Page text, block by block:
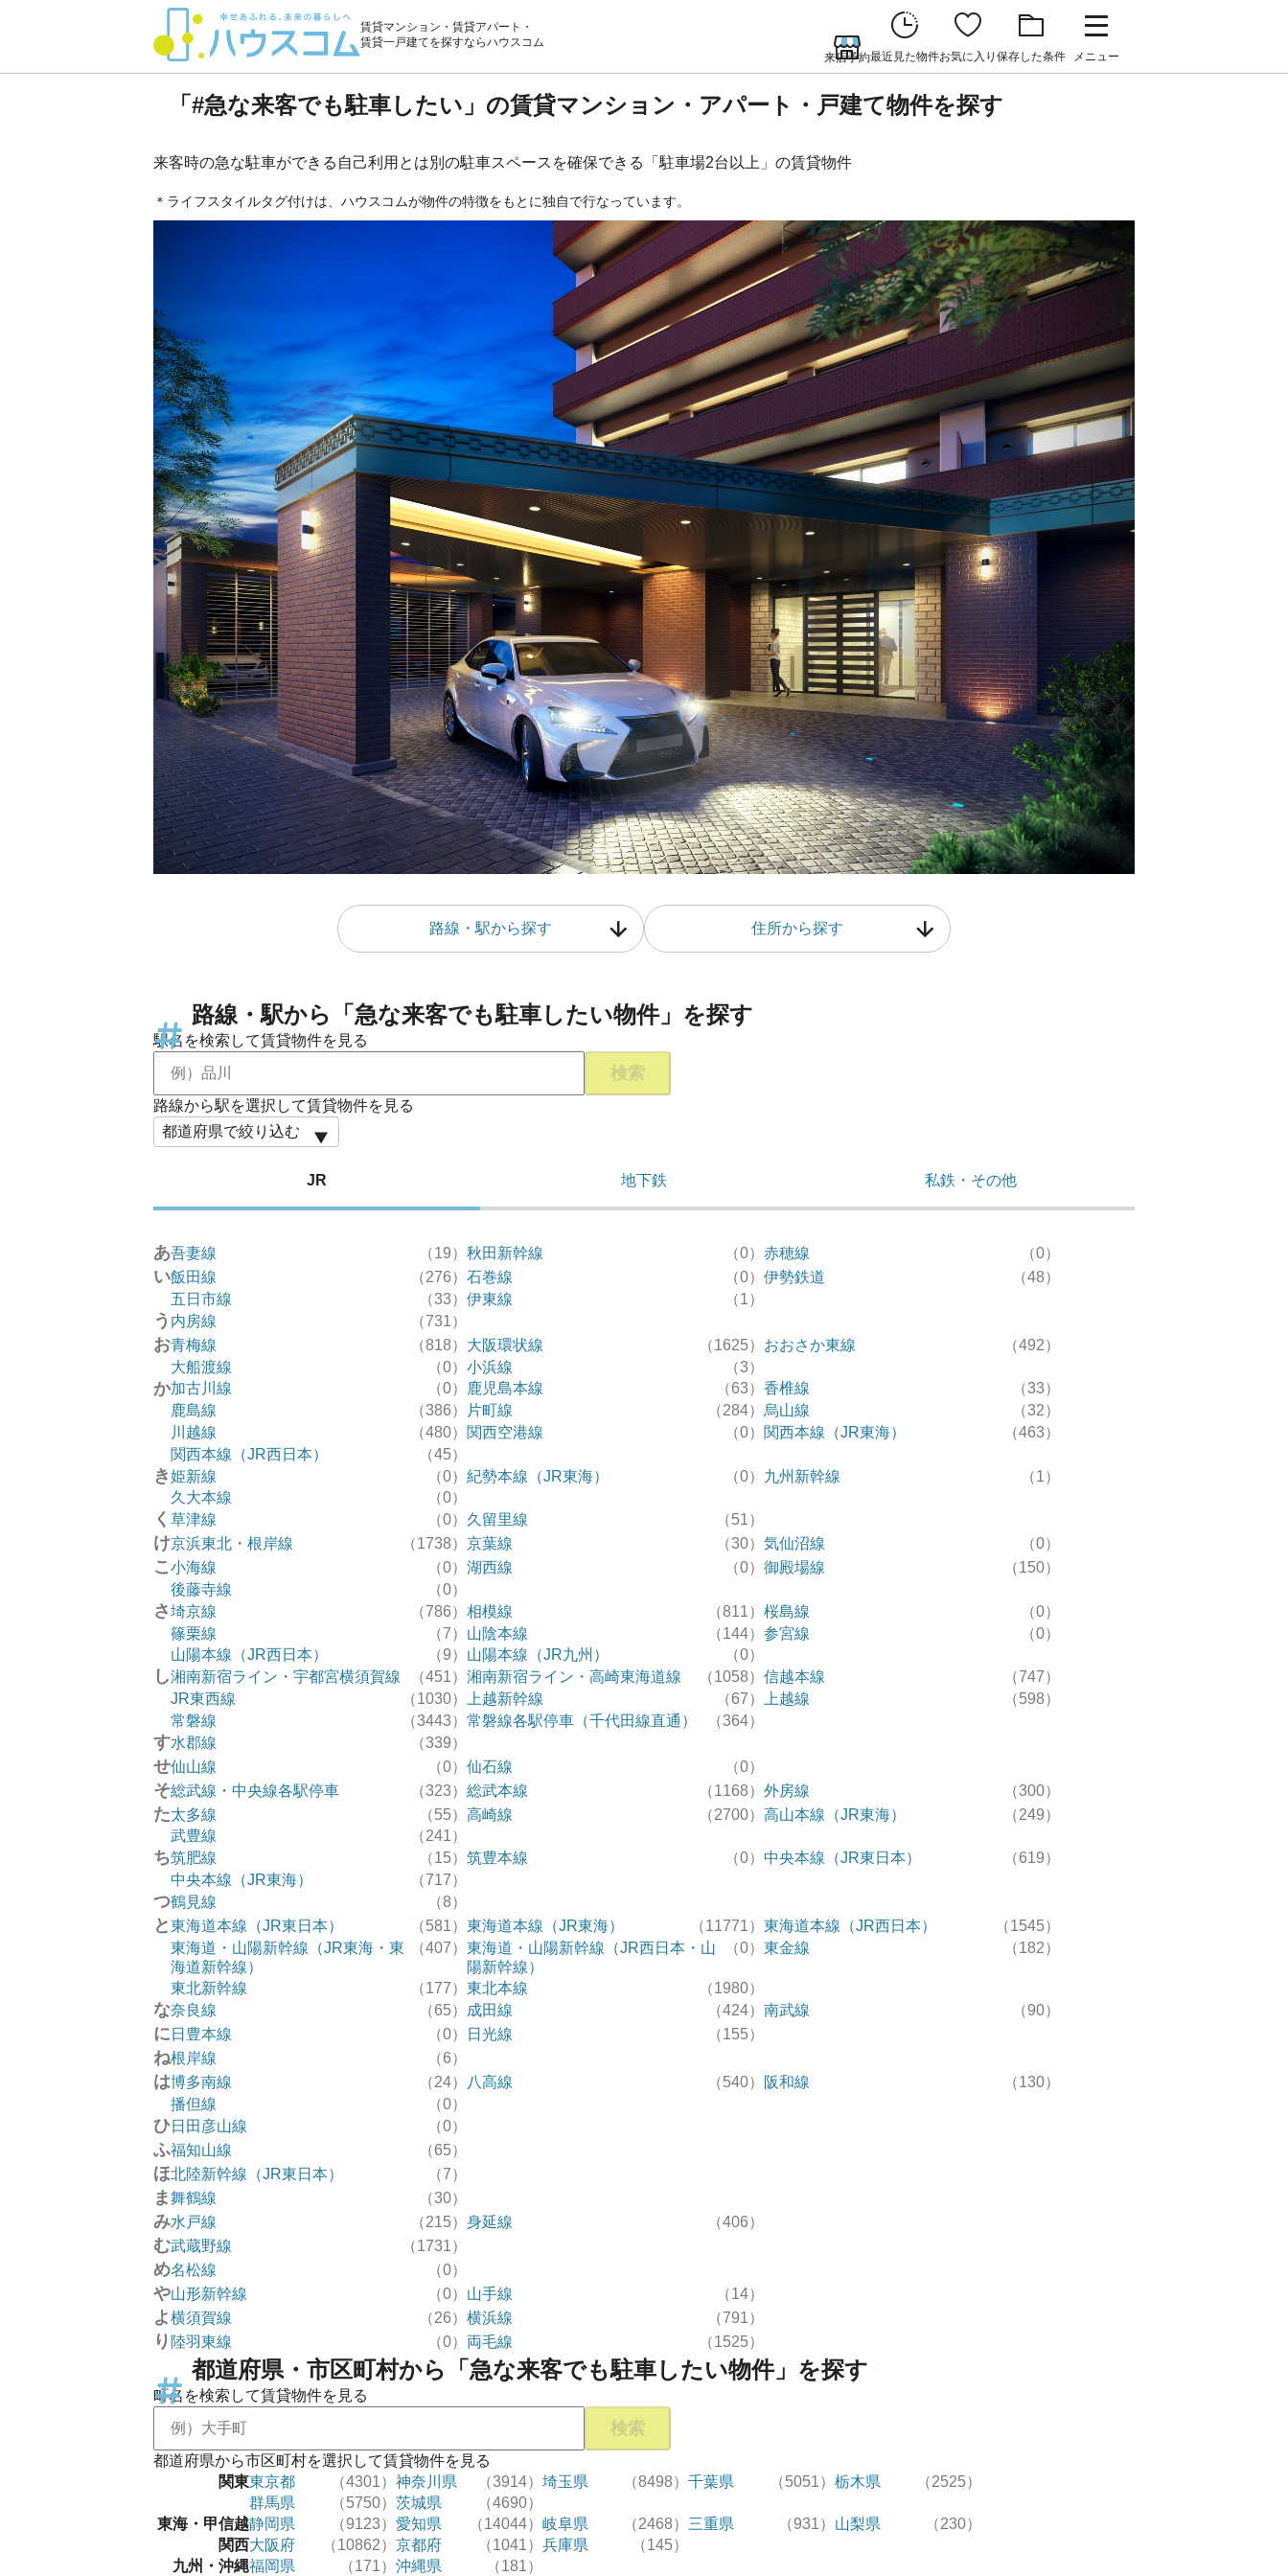
賃貸マンション・賃貸アパート・
賃貸一戸建てを探すならハウスコム
来店予約最近見た物件お気に入り 保存した条件 メニュー
「#急な来客でも駐車したい」の賃貸マンション・アパート・戸建て物件を探す
来客時の急な駐車ができる自己利用とは別の駐車スペースを確保できる「駐車場2台以上」の賃貸物件
＊ライフスタイルタグ付けは、ハウスコムが物件の特徴をもとに独自で行なっています。
路線・駅から探す 住所から探す
路線・駅から「急な来客でも駐車したい物件」を探す
駅名を検索して賃貸物件を見る
検索
路線から駅を選択して賃貸物件を見る
JR 地下鉄 私鉄・その他
あ吾妻線 （19）秋田新幹線 （0） 赤穂線 （0）
い飯田線 （276）石巻線 （0） 伊勢鉄道
（48）
五日市線
（33）伊東線 （1）
う 内房線 （731）
お青梅線 （818） 大阪環状線 （1625） おおさか東線
（492）
大船渡線
（0）小浜線 （3）
か加古川線 （0） 鹿児島本線 （63） 香椎線
（33）
鹿島線
（386） 片町線 （284） 烏山線
（32）
川越線
（480） 関西空港線 （0） 関西本線（JR東海）
（463）
関西本線（JR西日本）
（45）
き姫新線 （0）紀勢本線（JR東海） （0） 九州新幹線
（1）
久大本線
（0）
く 草津線 （0） 久留里線 （51）
け京浜東北・根岸線 （1738）京葉線 （30） 気仙沼線 （0）
こ小海線 （0）湖西線 （0） 御殿場線
（150）
後藤寺線
（0）
さ埼京線 （786）相模線 （811） 桜島線
（0）
篠栗線
（7） 山陰本線 （144） 参宮線
（0）
山陽本線（JR西日本）
（9） 山陽本線（JR九州） （0）
し湘南新宿ライン・宇都宮横須賀線 （451）湘南新宿ライン・高崎東海道線 （1058） 信越本線
（747）
JR東西線
（1030） 上越新幹線 （67） 上越線
（598）
常磐線
（3443）常磐線各駅停車（千代田線直通） （364）
す水郡線 （339）
せ仙山線 （0）仙石線 （0）
そ総武線・中央線各駅停車 （323）総武本線 （1168） 外房線 （300）
た太多線 （55）高崎線 （2700） 高山本線（JR東海）
（249）
武豊線
（241）
ち筑肥線 （15）筑豊本線 （0） 中央本線（JR東日本）
（619）
中央本線（JR東海）
（717）
つ鶴見線 （8）
と東海道本線（JR東日本） （581）東海道本線（JR東海） （11771） 東海道本線（JR西日本）
（1545）
東海道・山陽新幹線（JR東海・東
海道新幹線）
（407）東海道・山陽新幹線（JR西日本・山
陽新幹線）
（0） 東金線 （182）
東北新幹線 （177）東北本線 （1980）
な奈良線 （65） 成田線 （424） 南武線 （90）
に 日豊本線 （0） 日光線 （155）
ね根岸線 （6）
は博多南線 （24） 八高線 （540） 阪和線
（130）
播但線
（0）
ひ日田彦山線 （0）
ふ福知山線 （65）
ほ北陸新幹線（JR東日本） （7）
ま舞鶴線 （30）
み水戸線 （215）身延線 （406）
む武蔵野線 （1731）
め名松線 （0）
や山形新幹線 （0） 山手線 （14）
よ横須賀線 （26）横浜線 （791）
り 陸羽東線 （0） 両毛線 （1525）
都道府県・市区町村から「急な来客でも駐車したい物件」を探す
町名を検索して賃貸物件を見る
検索
都道府県から市区町村を選択して賃貸物件を見る
関東東京都 （4301） 神奈川県 （3914） 埼玉県 （8498）千葉県 （5051）栃木県
（2525）
群馬県
（5750） 茨城県
（4690）
東海・甲信越静岡県 （9123） 愛知県 （14044） 岐阜県 （2468） 三重県 （931） 山梨県
（230）
関西大阪府 （10862） 京都府 （1041） 兵庫県
（145）
九州・沖縄福岡県 （171） 沖縄県 （181）